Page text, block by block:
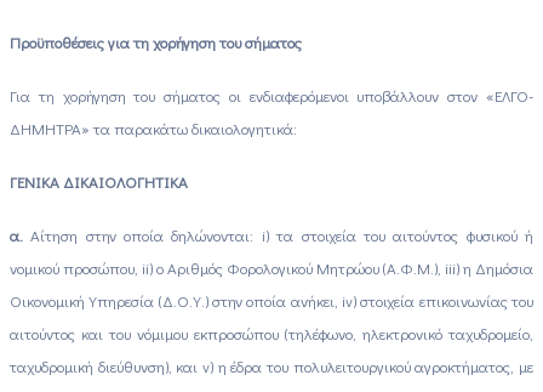
Προϋποθέσεις για τη χορήγηση του σήματος
Για τη χορήγηση του σήματος οι ενδιαφερόμενοι υποβάλλουν στον «ΕΛΓΟ-
ΔΗΜΗΤΡΑ» τα παρακάτω δικαιολογητικά:
ΓΕΝΙΚΑ ΔΙΚΑΙΟΛΟΓΗΤΙΚΑ
α.Αίτηση στην οποία δηλώνονται: i) τα στοιχεία του αιτούντος φυσικού ή
νομικού προσώπου, ii) ο Αριθμός Φορολογικού Μητρώου (Α.Φ.Μ.), iii) η Δημόσια
Οικονομική Υπηρεσία (Δ.Ο.Υ.) στην οποία ανήκει, iv) στοιχεία επικοινωνίας του
αιτούντος και του νόμιμου εκπροσώπου (τηλέφωνο, ηλεκτρονικό ταχυδρομείο,
ταχυδρομική διεύθυνση), και v) η έδρα του πολυλειτουργικού αγροκτήματος, με